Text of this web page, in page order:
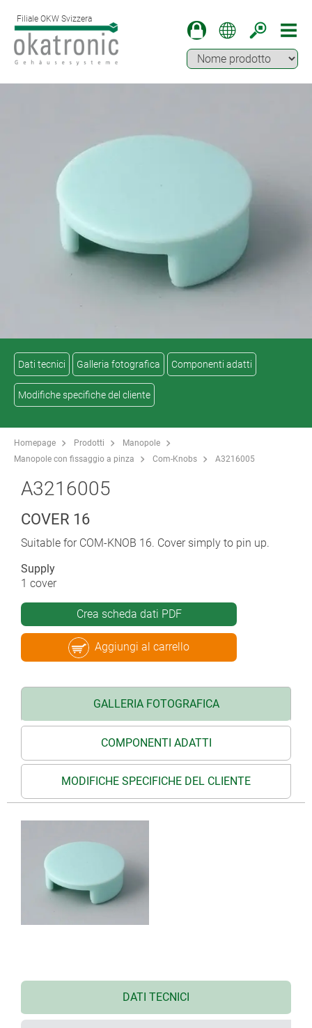
Filiale OKW Svizzera
Dati tecnici Galleria fotografica Componenti adatti
Modifiche specifiche del cliente
Homepage Prodotti
Manopole
Manopole con fissaggio a pinza
Com-Knobs A3216005
A3216005
COVER 16
Suitable for COM-KNOB 16. Cover simply to pin up.
Supply
1 cover
Crea scheda dati PDF
Aggiungi al carrello
GALLERIA FOTOGRAFICA
COMPONENTI ADATTI
MODIFICHE SPECIFICHE DEL CLIENTE
DATI TECNICI